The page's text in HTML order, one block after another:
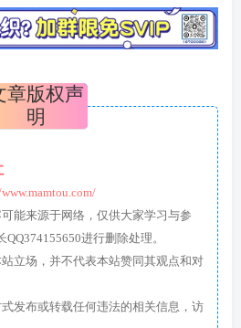
章版权声
明
能来源于网络，仅供大家学习与参
进行删除处理。
立场，并不代表本站赞同其观点和对
发布或转载任何违法的相关信息，访